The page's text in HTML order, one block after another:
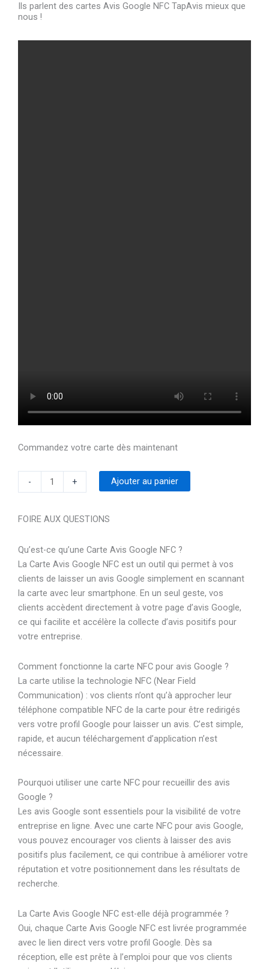
Ils parlent des cartes Avis Google NFC TapAvis mieux que
nous !
Commandez votre carte dès maintenant
-
de
Avis
NFC
-
TapAvis
+ Ajouter au panier
FOIRE AUX QUESTIONS
Qu’est-ce qu’une Carte Avis Google NFC ?
La Carte Avis Google NFC est un outil qui permet à vos
clients de laisser un avis Google simplement en scannant
la carte avec leur smartphone. En un seul geste, vos
clients accèdent directement à votre page d’avis Google,
ce qui facilite et accélère la collecte d’avis positifs pour
votre entreprise.
Comment fonctionne la carte NFC pour avis Google ?
La carte utilise la technologie NFC (Near Field
Communication) : vos clients n’ont qu’à approcher leur
téléphone compatible NFC de la carte pour être redirigés
vers votre profil Google pour laisser un avis. C’est simple,
rapide, et aucun téléchargement d’application n’est
nécessaire.
Pourquoi utiliser une carte NFC pour recueillir des avis
Google ?
Les avis Google sont essentiels pour la visibilité de votre
entreprise en ligne. Avec une carte NFC pour avis Google,
vous pouvez encourager vos clients à laisser des avis
positifs plus facilement, ce qui contribue à améliorer votre
réputation et votre positionnement dans les résultats de
recherche.
La Carte Avis Google NFC est-elle déjà programmée ?
Oui, chaque Carte Avis Google NFC est livrée programmée
avec le lien direct vers votre profil Google. Dès sa
réception, elle est prête à l’emploi pour que vos clients